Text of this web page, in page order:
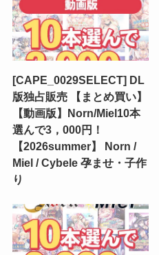
[CAPE_0029SELECT] DL
版独占販売 【まとめ買い】
【動画版】Norn/Miel10本
選んで3，000円！
【2026summer】 Norn /
Miel / Cybele 孕ませ・子作
り